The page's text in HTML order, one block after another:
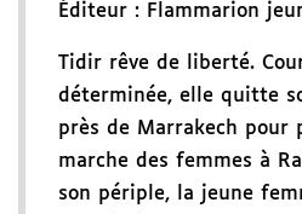
Éditeur : Flammarion
Tidir rêve de liberté.
déterminée, elle quitte
près de Marrakech pour
marche des femmes à
son périple, la jeune